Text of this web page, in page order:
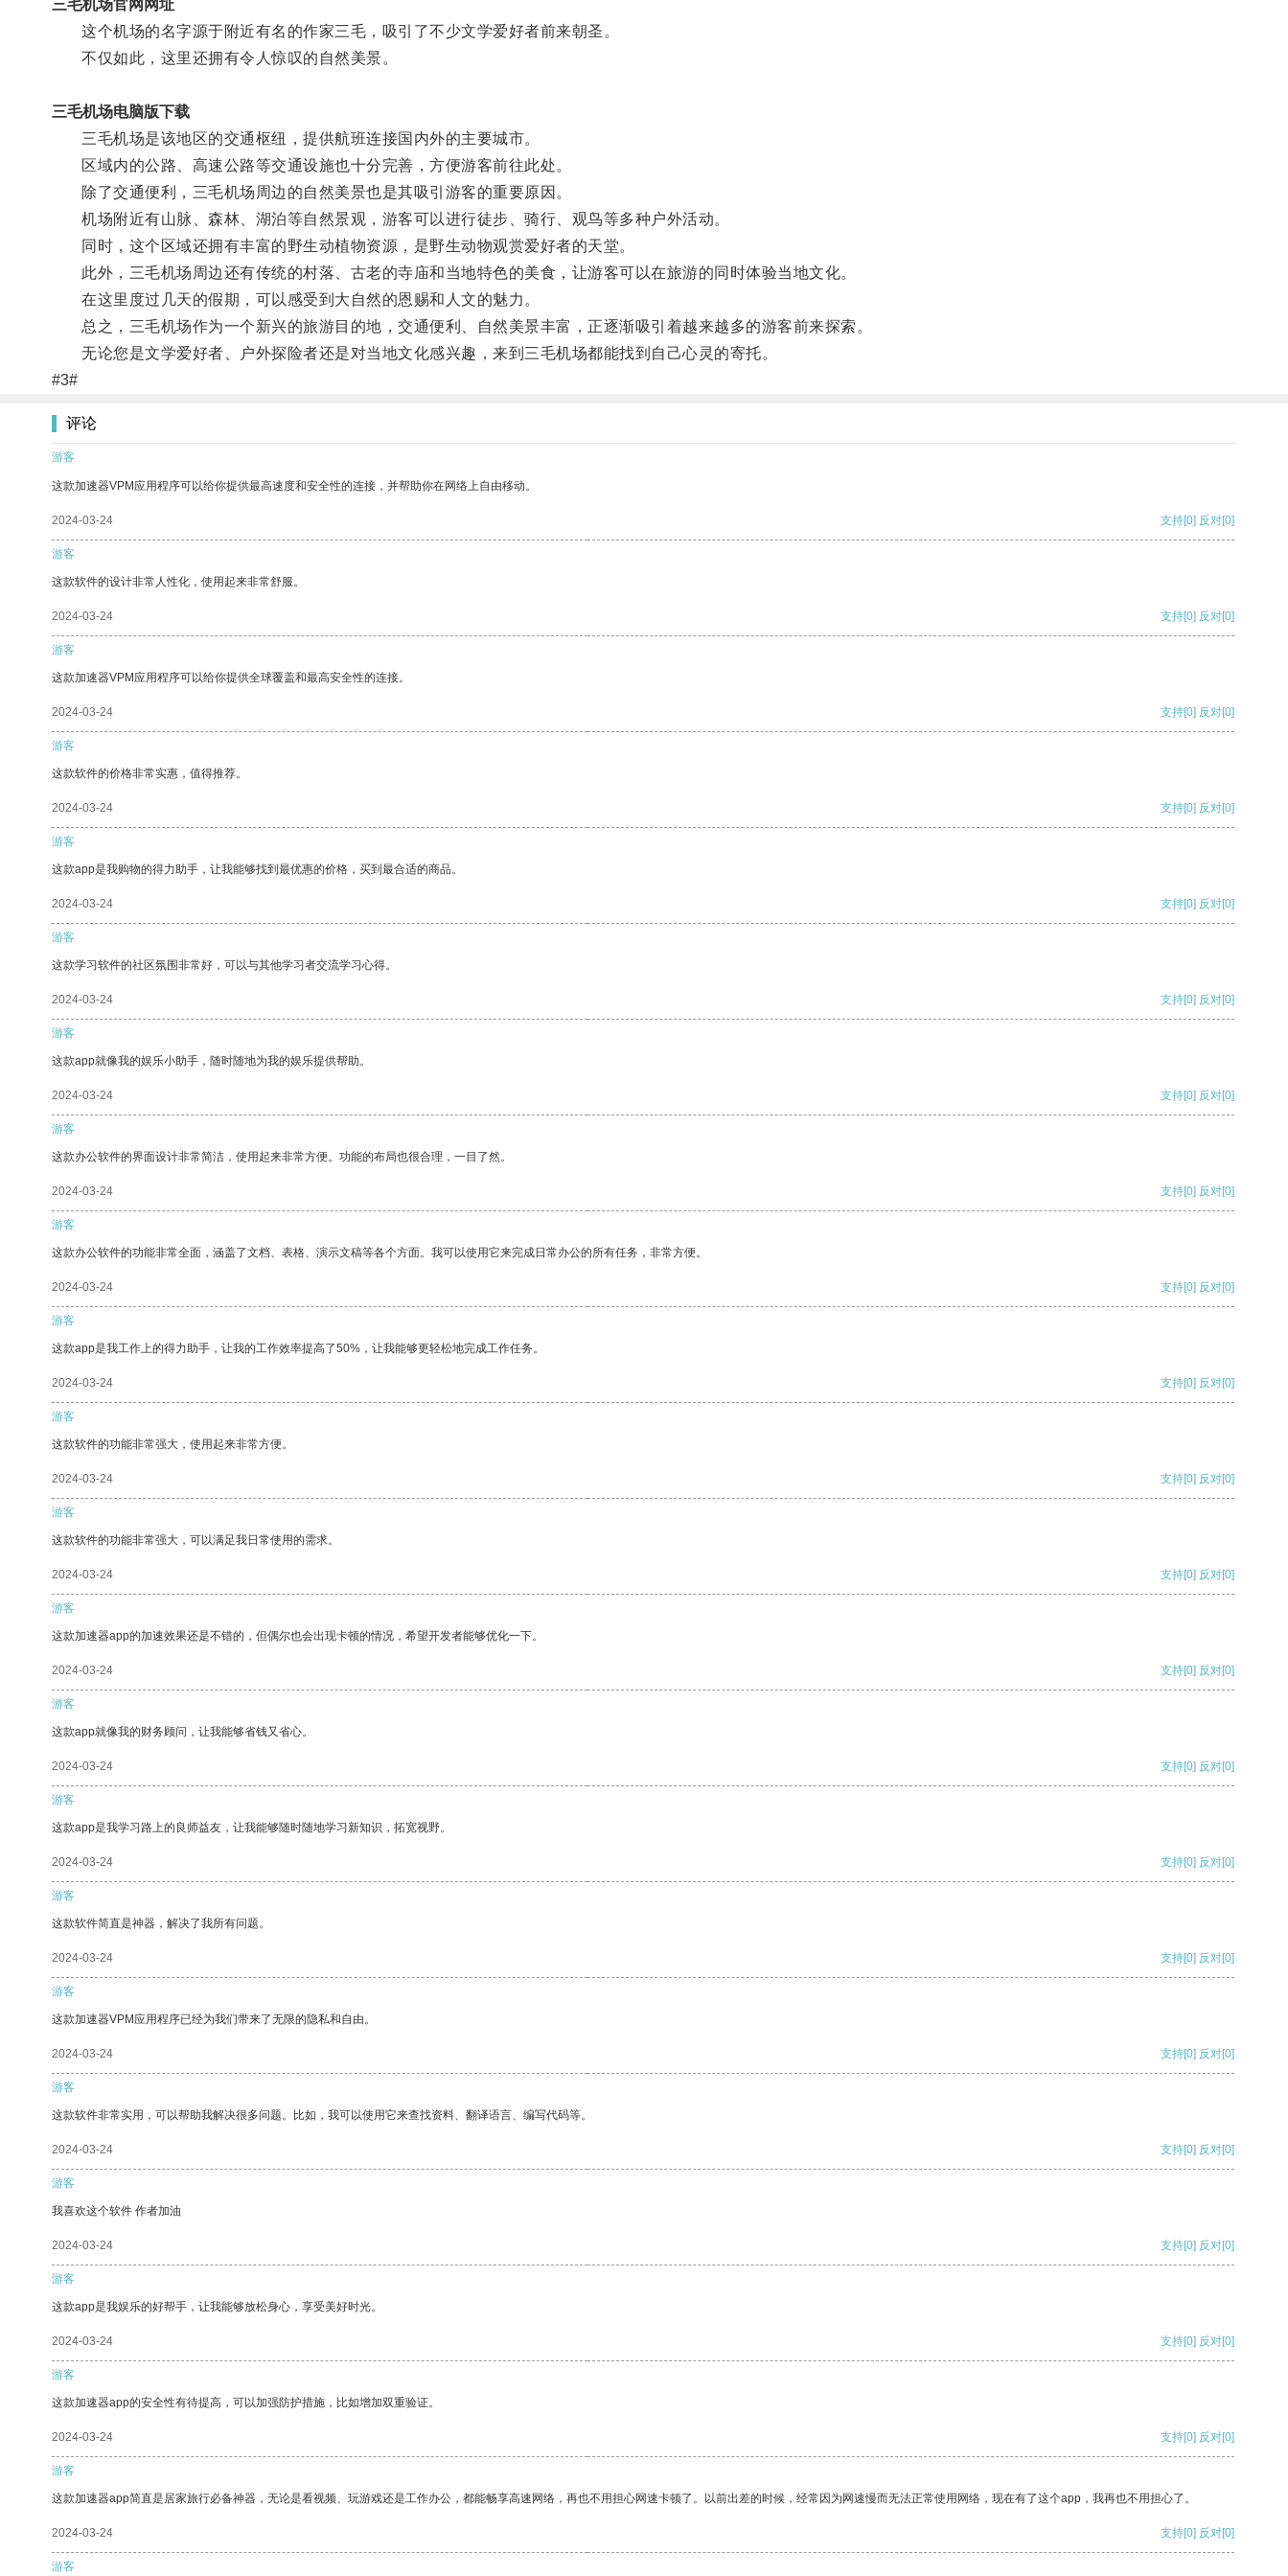
三毛机场官网网址
这个机场的名字源于附近有名的作家三毛，吸引了不少文学爱好者前来朝圣。
不仅如此，这里还拥有令人惊叹的自然美景。
三毛机场电脑版下载
三毛机场是该地区的交通枢纽，提供航班连接国内外的主要城市。
区域内的公路、高速公路等交通设施也十分完善，方便游客前往此处。
除了交通便利，三毛机场周边的自然美景也是其吸引游客的重要原因。
机场附近有山脉、森林、湖泊等自然景观，游客可以进行徒步、骑行、观鸟等多种户外活动。
同时，这个区域还拥有丰富的野生动植物资源，是野生动物观赏爱好者的天堂。
此外，三毛机场周边还有传统的村落、古老的寺庙和当地特色的美食，让游客可以在旅游的同时体验当地文化。
在这里度过几天的假期，可以感受到大自然的恩赐和人文的魅力。
总之，三毛机场作为一个新兴的旅游目的地，交通便利、自然美景丰富，正逐渐吸引着越来越多的游客前来探索。
无论您是文学爱好者、户外探险者还是对当地文化感兴趣，来到三毛机场都能找到自己心灵的寄托。
#3#
评论
游客
这款加速器VPM应用程序可以给你提供最高速度和安全性的连接，并帮助你在网络上自由移动。
2024-03-24 支持[0] 反对[0]
游客
这款软件的设计非常人性化，使用起来非常舒服。
2024-03-24 支持[0] 反对[0]
游客
这款加速器VPM应用程序可以给你提供全球覆盖和最高安全性的连接。
2024-03-24 支持[0] 反对[0]
游客
这款软件的价格非常实惠，值得推荐。
2024-03-24 支持[0] 反对[0]
游客
这款app是我购物的得力助手，让我能够找到最优惠的价格，买到最合适的商品。
2024-03-24 支持[0] 反对[0]
游客
这款学习软件的社区氛围非常好，可以与其他学习者交流学习心得。
2024-03-24 支持[0] 反对[0]
游客
这款app就像我的娱乐小助手，随时随地为我的娱乐提供帮助。
2024-03-24 支持[0] 反对[0]
游客
这款办公软件的界面设计非常简洁，使用起来非常方便。功能的布局也很合理，一目了然。
2024-03-24 支持[0] 反对[0]
游客
这款办公软件的功能非常全面，涵盖了文档、表格、演示文稿等各个方面。我可以使用它来完成日常办公的所有任务，非常方便。
2024-03-24 支持[0] 反对[0]
游客
这款app是我工作上的得力助手，让我的工作效率提高了50%，让我能够更轻松地完成工作任务。
2024-03-24 支持[0] 反对[0]
游客
这款软件的功能非常强大，使用起来非常方便。
2024-03-24 支持[0] 反对[0]
游客
这款软件的功能非常强大，可以满足我日常使用的需求。
2024-03-24 支持[0] 反对[0]
游客
这款加速器app的加速效果还是不错的，但偶尔也会出现卡顿的情况，希望开发者能够优化一下。
2024-03-24 支持[0] 反对[0]
游客
这款app就像我的财务顾问，让我能够省钱又省心。
2024-03-24 支持[0] 反对[0]
游客
这款app是我学习路上的良师益友，让我能够随时随地学习新知识，拓宽视野。
2024-03-24 支持[0] 反对[0]
游客
这款软件简直是神器，解决了我所有问题。
2024-03-24 支持[0] 反对[0]
游客
这款加速器VPM应用程序已经为我们带来了无限的隐私和自由。
2024-03-24 支持[0] 反对[0]
游客
这款软件非常实用，可以帮助我解决很多问题。比如，我可以使用它来查找资料、翻译语言、编写代码等。
2024-03-24 支持[0] 反对[0]
游客
我喜欢这个软件 作者加油
2024-03-24 支持[0] 反对[0]
游客
这款app是我娱乐的好帮手，让我能够放松身心，享受美好时光。
2024-03-24 支持[0] 反对[0]
游客
这款加速器app的安全性有待提高，可以加强防护措施，比如增加双重验证。
2024-03-24 支持[0] 反对[0]
游客
这款加速器app简直是居家旅行必备神器，无论是看视频、玩游戏还是工作办公，都能畅享高速网络，再也不用担心网速卡顿了。以前出差的时候，经常因为网速慢而无法正常使用网络，现在有了这个app，我再也不用担心了。
2024-03-24 支持[0] 反对[0]
游客